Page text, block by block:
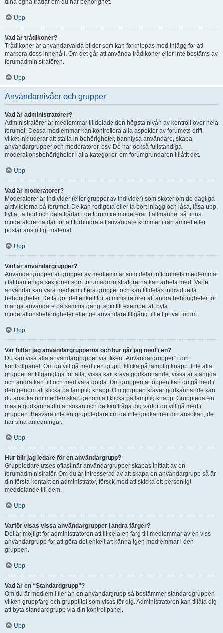
dina egna trådar om du har behörighet.
Upp
Vad är trådikoner?
Trådikoner är användarvalda bilder som kan förknippas med inlägg för att
markera dess innehåll. Om det går att använda trådikoner eller inte bestäms av
forumadministratören.
Upp
Användarnivåer och grupper
Vad är administratörer?
Administratörer är medlemmar tilldelade den högsta nivån av kontroll över hela
forumet. Dessa medlemmar kan kontrollera alla aspekter av forumets drift,
vilket inkluderar att ställa in behörigheter, bannlysa användare, skapa
användargrupper och moderatorer, osv. De har också fullständiga
moderationsbehörigheter i alla kategorier, om forumgrundaren tillåtit det.
Upp
Vad är moderatorer?
Moderatorer är individer (eller grupper av individer) som sköter om de dagliga
aktiviteterna på forumet. De kan redigera eller ta bort inlägg och låsa, låsa upp,
flytta, ta bort och dela trådar i de forum de modererar. I allmänhet så finns
moderatorerna där för att förhindra att användare kommer ifrån ämnet eller
postar anstötligt material.
Upp
Vad är användargrupper?
Användargrupper är grupper av medlemmar som delar in forumets medlemmar
i lätthanterliga sektioner som forumadministratörerna kan arbeta med. Varje
användar kan vara medlem i flera grupper och kan tilldelas individuella
behörigheter. Detta gör det enkelt för administratörer att ändra behörigheter för
många användare på samma gång, som till exempel att byta
moderationsbehörigheter eller ge användare tillgång till ett privat forum.
Upp
Var hittar jag användargrupperna och hur går jag med i en?
Du kan visa alla användargrupper via fliken “Användargrupper” i din
kontrollpanel. Om du vill gå med i en grupp, klicka på lämplig knapp. Inte alla
grupper är tillgängliga för alla, vissa kan kräva godkännande, vissa är stängda
och andra kan till och med vara dolda. Om gruppen är öppen kan du gå med i
den genom att klicka på lämplig knapp. Om gruppen kräver godkännande kan
du ansöka om medlemskap genom att klicka på lämplig knapp. Gruppledaren
måste godkänna din ansökan och de kan fråga dig varför du vill gå med i
gruppen. Besvära inte en gruppledare om de inte godkänner din ansökan, de
har sina anledningar.
Upp
Hur blir jag ledare för en användargrupp?
Gruppledare utses oftast när användargrupper skapas initialt av en
forumadministratör. Om du är intresserad av att skapa en användargrupp så är
din första kontakt en administratör, försök med att skicka ett personligt
meddelande till dem.
Upp
Varför visas vissa användargrupper i andra färger?
Det är möjligt för administratören att tilldela en färg till medlemmar av en viss
användargrupp för att göra det enkelt att känna igen medlemmar i den
gruppen.
Upp
Vad är en “Standardgrupp”?
Om du är medlem i fler än en användargrupp så bestämmer standardgruppen
vilken gruppfärg och grupptitel som visas för dig. Administratören kan tillåta dig
att byta standardgrupp via din kontrollpanel.
Upp